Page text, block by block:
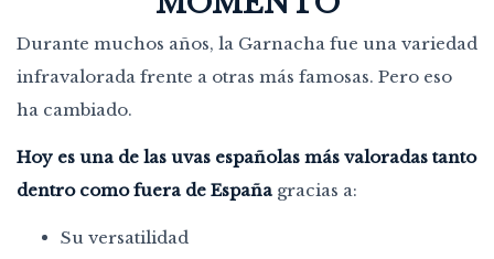
Durante muchos años, la Garnacha fue una variedad
infravalorada frente a otras más famosas. Pero eso
ha cambiado.
Hoy es una de las uvas españolas más valoradas tanto
dentro como fuera de España gracias a:
Su versatilidad